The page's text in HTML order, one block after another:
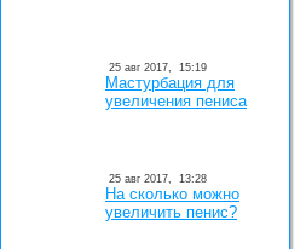
25 авг 2017, 15:19
Мастурбация для
увеличения пениса
25 авг 2017, 13:28
На сколько можно
увеличить пенис?